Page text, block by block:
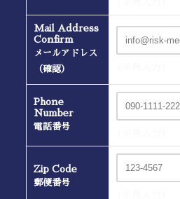
Mail Address
Confirm
メールアドレス
（確認）
Phone
Number
電話番号
Zip Code
郵便番号